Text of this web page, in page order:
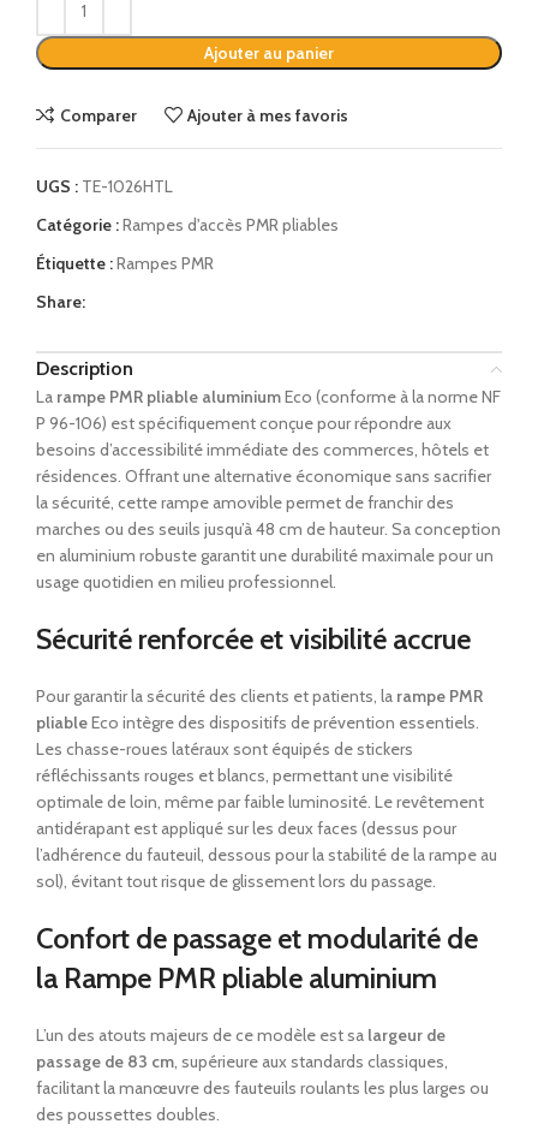
Ajouter au panier
Comparer Ajouter à mes favoris
UGS : TE-1026HTL
Catégorie :Rampes d'accès PMR pliables
Étiquette :Rampes PMR
Share:
Description
La rampe PMR pliable aluminiumEco (conforme à la norme NF
P 96-106) est spécifiquement conçue pour répondre aux
besoins d’accessibilité immédiate des commerces, hôtels et
résidences. Offrant une alternative économique sans sacrifier
la sécurité, cette rampe amovible permet de franchir des
marches ou des seuils jusqu’à 48 cm de hauteur. Sa conception
en aluminium robuste garantit une durabilité maximale pour un
usage quotidien en milieu professionnel.
Sécurité renforcée et visibilité accrue
Pour garantir la sécurité des clients et patients, la rampe PMR
pliableEco intègre des dispositifs de prévention essentiels.
Les chasse-roues latéraux sont équipés de stickers
réfléchissants rouges et blancs, permettant une visibilité
optimale de loin, même par faible luminosité. Le revêtement
antidérapant est appliqué sur les deux faces (dessus pour
l’adhérence du fauteuil, dessous pour la stabilité de la rampe au
sol), évitant tout risque de glissement lors du passage.
Confort de passage et modularité de
la Rampe PMR pliable aluminium
L’un des atouts majeurs de ce modèle est sa largeur de
passage de 83 cm, supérieure aux standards classiques,
facilitant la manœuvre des fauteuils roulants les plus larges ou
des poussettes doubles.